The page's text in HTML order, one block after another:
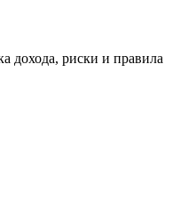
дохода, риски и правила